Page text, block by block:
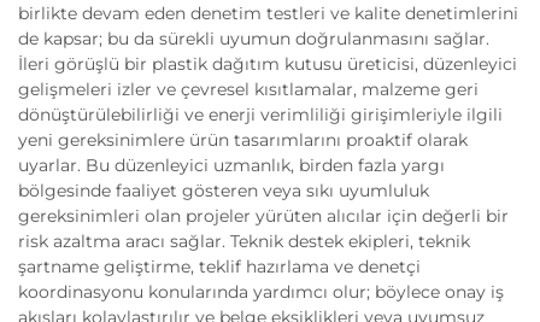
birlikte devam eden denetim testleri ve kalite denetimlerini
de kapsar; bu da sürekli uyumun doğrulanmasını sağlar.
İleri görüşlü bir plastik dağıtım kutusu üreticisi, düzenleyici
gelişmeleri izler ve çevresel kısıtlamalar, malzeme geri
dönüştürülebilirliği ve enerji verimliliği girişimleriyle ilgili
yeni gereksinimlere ürün tasarımlarını proaktif olarak
uyarlar. Bu düzenleyici uzmanlık, birden fazla yargı
bölgesinde faaliyet gösteren veya sıkı uyumluluk
gereksinimleri olan projeler yürüten alıcılar için değerli bir
risk azaltma aracı sağlar. Teknik destek ekipleri, teknik
şartname geliştirme, teklif hazırlama ve denetçi
koordinasyonu konularında yardımcı olur; böylece onay iş
akışları kolaylaştırılır ve belge eksiklikleri veya uyumsuz